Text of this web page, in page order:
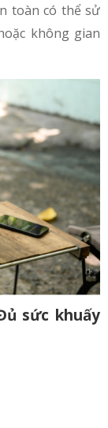
toàn có thể sử
không gian
sức khuấy